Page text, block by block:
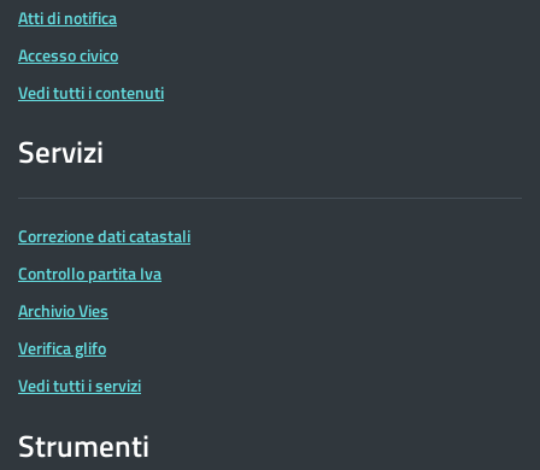
Atti di notifica
Accesso civico
Vedi tutti i contenuti
Servizi
Correzione dati catastali
Controllo partita Iva
Archivio Vies
Verifica glifo
Vedi tutti i servizi
Strumenti